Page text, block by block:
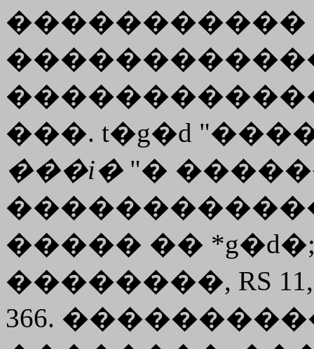
�����������
������������ -
���. t�g�d
���i�"�
����� �� *g�d�;
��������, RS
366.